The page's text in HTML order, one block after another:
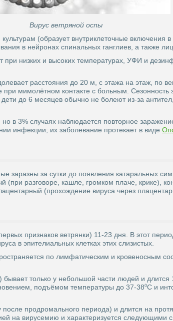
Вирус ветряной оспы
(образует внутриклеточные
в нейронах спинальных ганглиев, а также
низких и высоких температурах, УФИ и
расстояния до 20 м, с этажа на этаж, по
мимолётном контакте с больным.
до 6 месяцев обычно не болеют из-за
в 3% случаях наблюдается повторное
инфекции; их заболевание протекает в виде
за сутки до появления катаральных
разговоре, кашле, громком плаче, крике),
(прохождение вируса через
признаков ветрянки) 11-23 дня. В этот
в эпителиальных клетках этих слизистых.
по лимфатическим и кровеносным
только у небольшой части людей и
подъёмом температуры до 37-38⁰С и
после продромального периода) и длится на
на вирусемию и характеризуется следующими